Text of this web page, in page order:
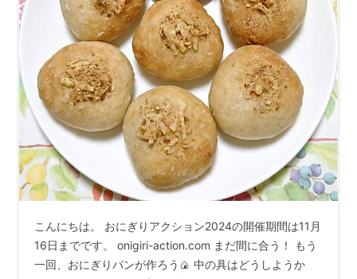
こんにちは。 おにぎりアクション2024の開催期間は11月
16日までです。 onigiri-action.com まだ間に合う！ もう
一回、おにぎりパンが作ろう🍙 中の具はどうしようか